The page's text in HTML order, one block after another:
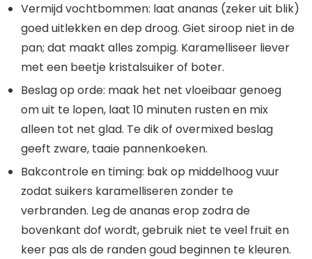
Vermijd vochtbommen: laat ananas (zeker uit blik)
goed uitlekken en dep droog. Giet siroop niet in de
pan; dat maakt alles zompig. Karamelliseer liever
met een beetje kristalsuiker of boter.
Beslag op orde: maak het net vloeibaar genoeg
om uit te lopen, laat 10 minuten rusten en mix
alleen tot net glad. Te dik of overmixed beslag
geeft zware, taaie pannenkoeken.
Bakcontrole en timing: bak op middelhoog vuur
zodat suikers karamelliseren zonder te
verbranden. Leg de ananas erop zodra de
bovenkant dof wordt, gebruik niet te veel fruit en
keer pas als de randen goud beginnen te kleuren.